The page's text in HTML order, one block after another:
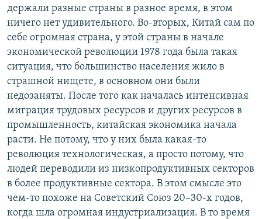
держали разные страны в разное время, в этом
ничего нет удивительного. Во-вторых, Китай сам по
себе огромная страна, у этой страны в начале
экономической революции 1978 года была такая
ситуация, что большинство населения жило в
страшной нищете, в основном они были
недозаняты. После того как началась интенсивная
миграция трудовых ресурсов и других ресурсов в
промышленность, китайская экономика начала
расти. Не потому, что у них была какая-то
революция технологическая, а просто потому, что
людей переводили из низкопродуктивных секторов
в более продуктивные сектора. В этом смысле это
чем-то похоже на Советский Союз 20–30-х годов,
когда шла огромная индустриализация. В то время